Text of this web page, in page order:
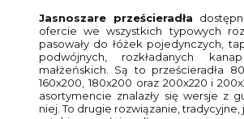
Jasnoszare prześcieradła
ofercie we wszystkich typowych
pasowały do łóżek pojedynczych,
podwójnych, rozkładanych
małżeńskich. Są to prześcieradła
160x200, 180x200 oraz 200x220 i
asortymencie znalazły się wersje z
niej. To drugie rozwiązanie, tradycyjne,